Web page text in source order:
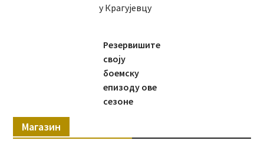
у Крагујевцу
Резервишите
своју
боемску
епизоду ове
сезоне
Магазин